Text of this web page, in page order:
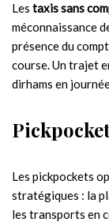
Les taxis sans
méconnaissance
présence du
course. Un trajet
dirhams en
Les pickpockets
stratégiques : la
les transports en